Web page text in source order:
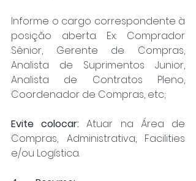
Informe o cargo correspondente à
posição aberta. Ex: Comprador
Sênior, Gerente de Compras,
Analista de Suprimentos Junior,
Analista de Contratos Pleno,
Coordenador de Compras, etc;
Evite colocar: Atuar na Área de
Compras, Administrativa, Facilities
e/ou Logística.